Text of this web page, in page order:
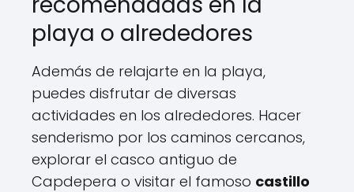
playa o alrededores
Además de relajarte en la playa,
puedes disfrutar de diversas
actividades en los alrededores. Hacer
senderismo por los caminos cercanos,
explorar el casco antiguo de
Capdepera o visitar el famoso castillo